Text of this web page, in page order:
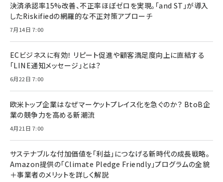
決済承認率15%改善、不正率ほぼゼロを実現。「and ST」が導入
したRiskifiedの網羅的な不正対策アプローチ
7月14日 7:00
ECビジネスに有効！ リピート促進や顧客満足度向上に直結する
「LINE通知メッセージ」とは？
6月22日 7:00
欧米トップ企業はなぜマーケットプレイス化を急ぐのか？ BtoB企
業の競争力を高める新潮流
4月21日 7:00
サステナブルな付加価値を「利益」につなげる新時代の成長戦略。
Amazon提供の「Climate Pledge Friendly」プログラムの全貌
＋事業者のメリットを詳しく解説